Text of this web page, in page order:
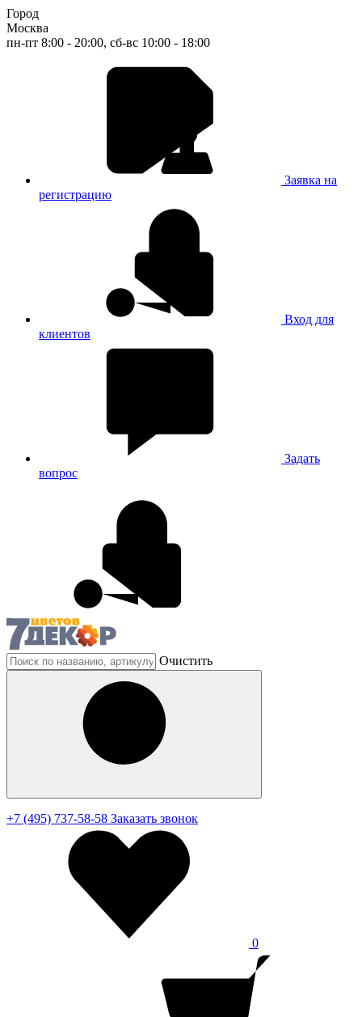
Город
Москва
пн-пт 8:00 - 20:00, сб-вс 10:00 - 18:00
Заявка на
регистрацию
Вход для
клиентов
Задать
вопрос
Очистить
+7 (495) 737-58-58 Заказать звонок
0